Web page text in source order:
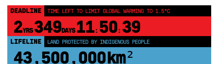
DEADLINE TIME LEFT TO LIMIT GLOBAL WARMING TO 1.5°C
2YRS 349DAYS 11: 50: 39
LIFELINE LAND PROTECTED BY INDIGENOUS PEOPLE
43,500,000km²